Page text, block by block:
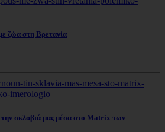
ζώα στη Βρετανία
σκλαβιά μας μέσα στο Matrix των